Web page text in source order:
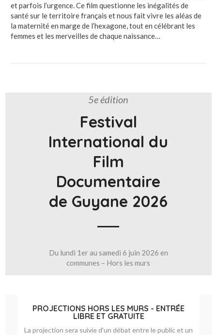
et parfois l’urgence. Ce film questionne les inégalités de
santé sur le territoire français et nous fait vivre les aléas de
la maternité en marge de l’hexagone, tout en célébrant les
femmes et les merveilles de chaque naissance…
5e édition
Festival
International du
Film
Documentaire
de Guyane 2026
Du lundi 1er au samedi 6 juin 2026 en
communes – Hors les murs
PROJECTIONS HORS LES MURS - ENTRÉE
LIBRE ET GRATUITE
La projection sera suivie d'un débat entre le public et un